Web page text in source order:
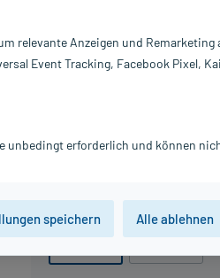
inkl. MwSt. Gratis-Versand innerhalb D.
Packungseinheit
PZN:
Hersteller:
relevante Anzeigen und Remarketing
Event Tracking, Facebook Pixel,
unbedingt erforderlich und können
speichern Alle ablehnen